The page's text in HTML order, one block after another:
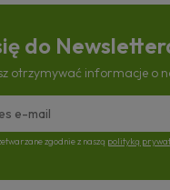
do
otrzymywać informacje o
zgodnie z naszą polityką